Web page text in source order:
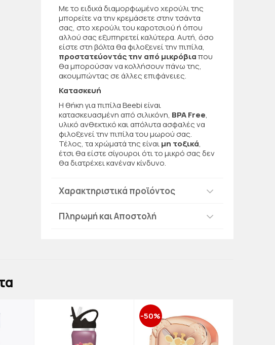
Με το ειδικά διαμορφωμένο χερούλι της
μπορείτε να την κρεμάσετε στην τσάντα
σας, στο χερούλι του καροτσιού ή όπου
αλλού σας εξυπηρετεί καλύτερα. Αυτή, όσο
είστε στη βόλτα θα φιλοξενεί την πιπίλα,
προστατεύοντάς την από μικρόβιαπου
θα μπορούσαν να κολλήσουν πάνω της,
ακουμπώντας σε άλλες επιφάνειες.
Κατασκευή
Η θήκη για πιπίλα Beebi είναι
κατασκευασμένη από σιλικόνη, BPA Free,
υλικό ανθεκτικό και απόλυτα ασφαλές να
φιλοξενεί την πιπίλα του μωρού σας.
Τέλος, τα χρώματά της είναιμη τοξικά,
έτσι θα είστε σίγουροι ότι το μικρό σας δεν
θα διατρέχει κανέναν κίνδυνο.
Χαρακτηριστικά προϊόντος
Πληρωμή και Αποστολή
-50%